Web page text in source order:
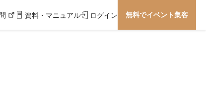
資料・マニュアル ログイン 無料でイベント集客